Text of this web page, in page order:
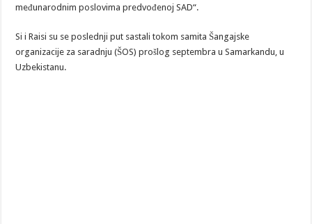
međunarodnim poslovima predvođenoj SAD“.
Si i Raisi su se poslednji put sastali tokom samita Šangajske
organizacije za saradnju (ŠOS) prošlog septembra u Samarkandu, u
Uzbekistanu.